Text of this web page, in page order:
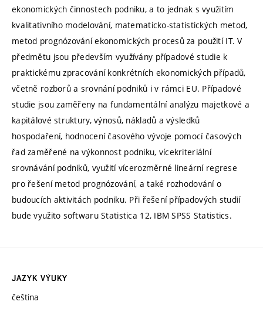
ekonomických činnostech podniku, a to jednak s využitím
kvalitativního modelování, matematicko-statistických metod,
metod prognózování ekonomických procesů za použití IT. V
předmětu jsou především využívány případové studie k
praktickému zpracování konkrétních ekonomických případů,
včetně rozborů a srovnání podniků i v rámci EU. Případové
studie jsou zaměřeny na fundamentální analýzu majetkové a
kapitálové struktury, výnosů, nákladů a výsledků
hospodaření, hodnocení časového vývoje pomocí časových
řad zaměřené na výkonnost podniku, vícekriteriální
srovnávání podniků, využití vícerozměrné lineární regrese
pro řešení metod prognózování, a také rozhodování o
budoucích aktivitách podniku. Při řešení případových studií
bude využito softwaru Statistica 12, IBM SPSS Statistics.
JAZYK VÝUKY
čeština